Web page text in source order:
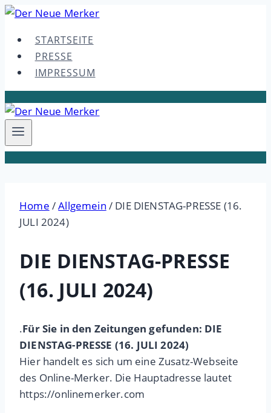
Skip
contentSTARTSEITE
PRESSE
IMPRESSUM
Home /Allgemein / DIE DIENSTAG-PRESSE (16.
JULI 2024)
DIE DIENSTAG-PRESSE
(16. JULI 2024)
.Für Sie in den Zeitungen gefunden: DIE
DIENSTAG-PRESSE (16. JULI 2024)
Hier handelt es sich um eine Zusatz-Webseite
des Online-Merker. Die Hauptadresse lautet
https://onlinemerker.com